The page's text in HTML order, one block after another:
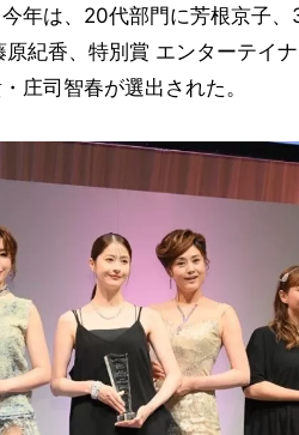
年は、20代部門に芳根京子
紀香、特別賞 エンターテイナ
庄司智春が選出された。